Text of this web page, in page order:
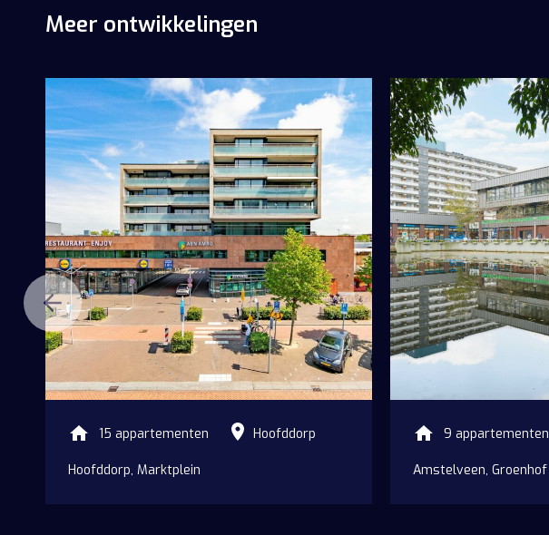
Over ons
Nieuws
Vacatures
Veelgestelde vragen
Contact
Meer ontwikkelingen
15 appartementen Hoofddorp
Hoofddorp, Marktplein
9 appartementen
Amstelveen, Groenhof